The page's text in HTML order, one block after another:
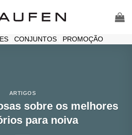
| CONJUNTOS| PROMOÇÃO
ARTIGOS
sobre os melhores
para noiva